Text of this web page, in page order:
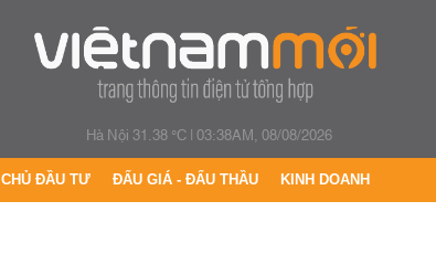
Hà Nội 31.38 °C|03:38AM, 08/08/2026
CHỦ ĐẦU TƯ ĐẤU GIÁ - ĐẤU THẦU KINH DOANH